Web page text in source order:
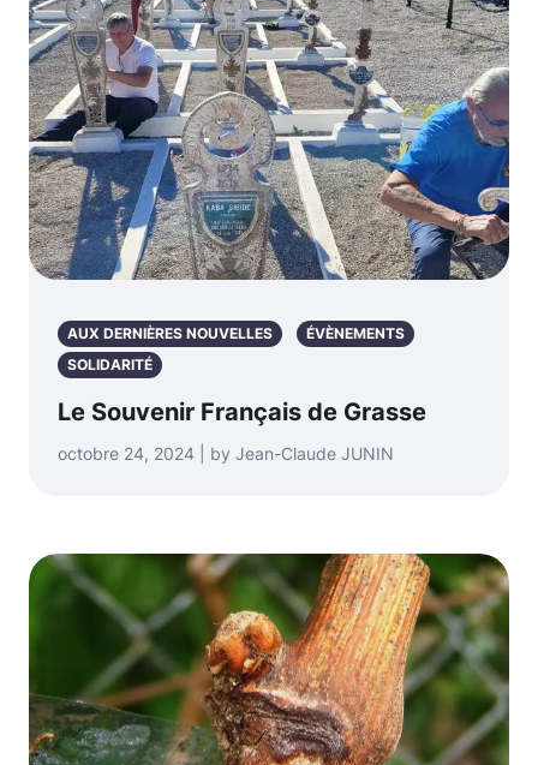
AUX DERNIÈRES NOUVELLES
ÉVÈNEMENTS
SOLIDARITÉ
Le Souvenir Français de Grasse
octobre 24, 2024 | by Jean-Claude JUNIN